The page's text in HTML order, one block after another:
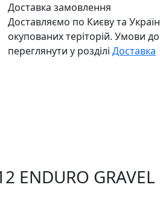
Доставка замовлення
Доставляємо по Києву та
окупованих теріторій. Умови
переглянути у розділі Доставка
ENDURO GRAVEL